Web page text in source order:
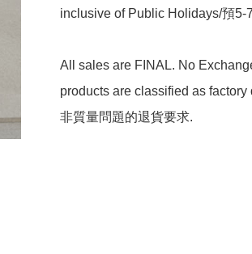
inclusive of Public Holidays/預5-
All sales are FINAL. No
products are classified as
非質量問題的退貨要求.